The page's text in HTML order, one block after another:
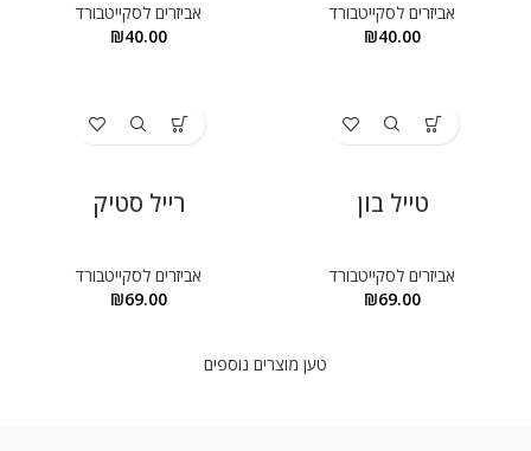
אביזרים לסקייטבורד
₪40.00
אביזרים לסקייטבורד
₪40.00
טייל בון
אביזרים לסקייטבורד
₪69.00
רייל סטיק
אביזרים לסקייטבורד
₪69.00
טען מוצרים נוספים